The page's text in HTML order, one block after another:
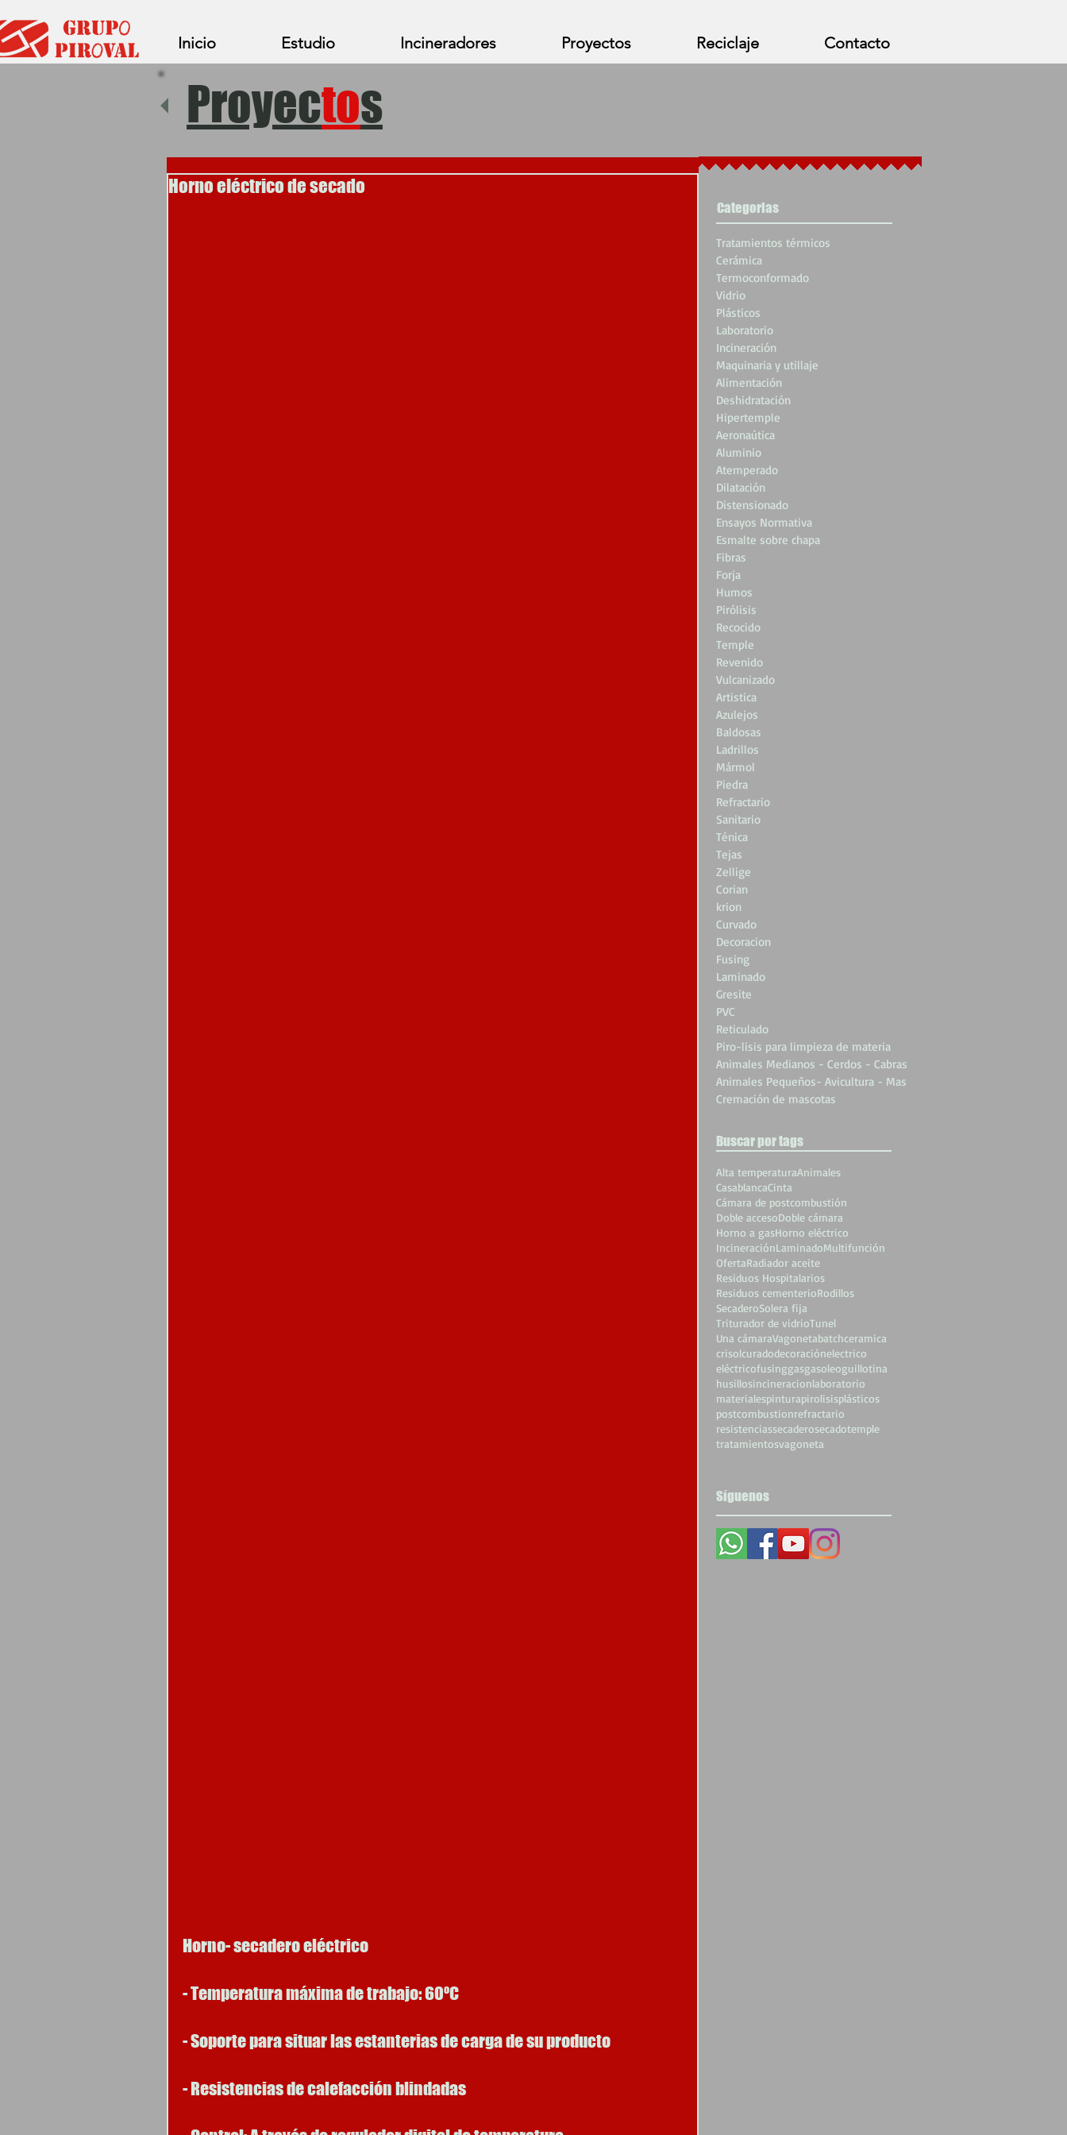
Inicio Estudio Incineradores Proyectos Reciclaje Contacto
Proyectos
Horno eléctrico de secado
Horno- secadero eléctrico
- Temperatura máxima de trabajo: 60ºC
- Soporte para situar las estanterias de carga de su producto
- Resistencias de calefacción blindadas
Categorias
Tratamientos térmicos
Cerámica
Termoconformado
Vidrio
Plásticos
Laboratorio
Incineración
Maquinaria y utillaje
Alimentación
Deshidratación
Hipertemple
Aeronaútica
Aluminio
Atemperado
Dilatación
Distensionado
Ensayos Normativa
Esmalte sobre chapa
Fibras
Forja
Humos
Pirólisis
Recocido
Temple
Revenido
Vulcanizado
Artistica
Azulejos
Baldosas
Ladrillos
Mármol
Piedra
Refractario
Sanitario
Ténica
Tejas
Zellige
Corian
krion
Curvado
Decoracion
Fusing
Laminado
Gresite
PVC
Reticulado
Piro-lisis para limpieza de materia
Animales Medianos - Cerdos - Cabras
Animales Pequeños- Avicultura - Mas
Cremación de mascotas
Buscar por tags
Alta temperaturaAnimales
CasablancaCinta
Cámara de postcombustión
Doble accesoDoble cámara
Horno a gasHorno eléctrico
IncineraciónLaminadoMultifunción
OfertaRadiador aceite
Residuos Hospitalarios
Residuos cementerioRodillos
SecaderoSolera fija
Triturador de vidrioTunel
Una cámaraVagonetabatchceramica
crisolcuradodecoraciónelectrico
eléctricofusinggasgasoleoguillotina
husillosincineracionlaboratorio
materialespinturapirolisisplásticos
postcombustionrefractario
resistenciassecaderosecadotemple
tratamientosvagoneta
Síguenos